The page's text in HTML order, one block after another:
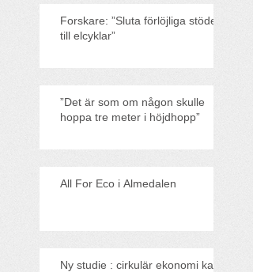
Forskare: ”Sluta förlöjliga stödet
till elcyklar”
”Det är som om någon skulle
hoppa tre meter i höjdhopp”
All For Eco i Almedalen
Ny studie : cirkulär ekonomi kan